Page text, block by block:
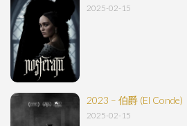
2025-02-15
2023 – 伯爵 (El Conde)
2025-02-15